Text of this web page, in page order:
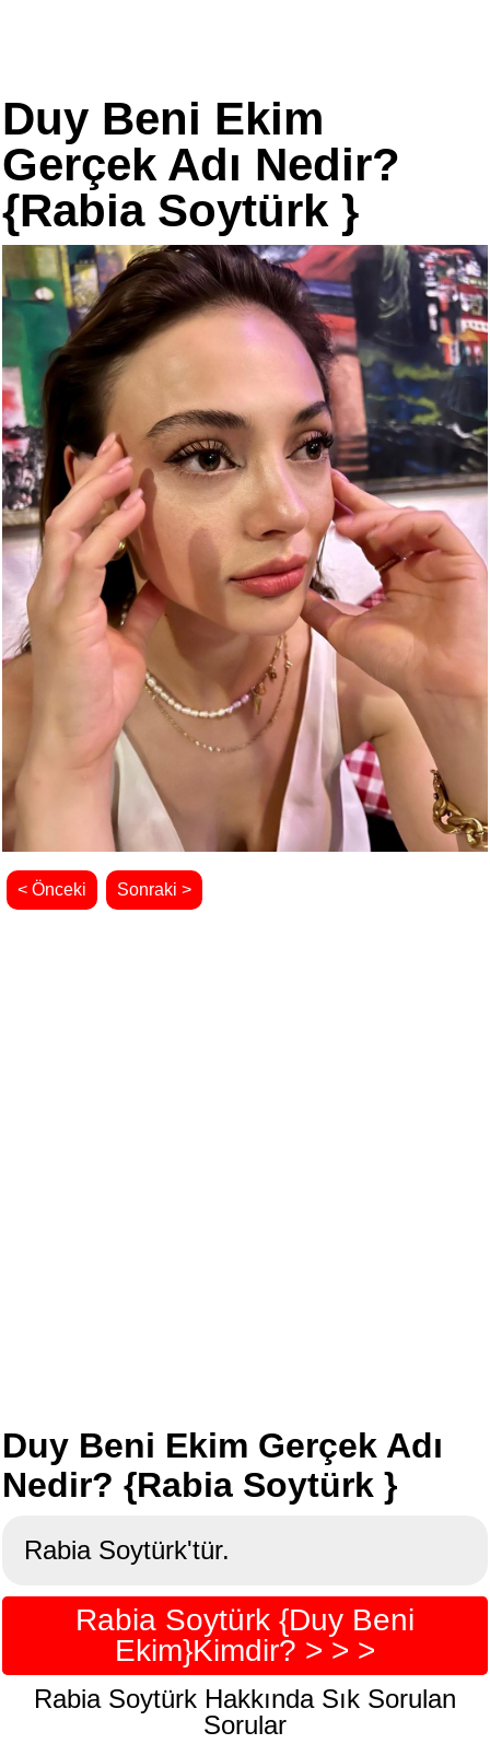
Duy Beni Ekim
Gerçek Adı Nedir?
{Rabia Soytürk }
< Önceki Sonraki >
Duy Beni Ekim Gerçek Adı
Nedir? {Rabia Soytürk }
Rabia Soytürk'tür.
Rabia Soytürk {Duy Beni
Ekim}Kimdir? > > >
Rabia Soytürk Hakkında Sık Sorulan
Sorular